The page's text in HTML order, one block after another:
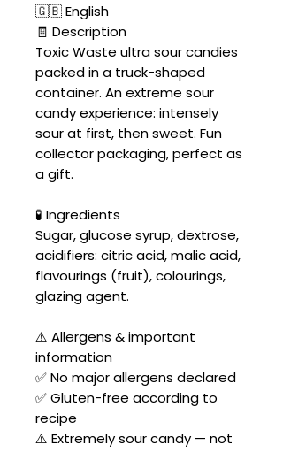
🇬🇧 English
🧾 Description
Toxic Waste ultra sour candies
packed in a truck-shaped
container. An extreme sour
candy experience: intensely
sour at first, then sweet. Fun
collector packaging, perfect as
a gift.
🧪 Ingredients
Sugar, glucose syrup, dextrose,
acidifiers: citric acid, malic acid,
flavourings (fruit), colourings,
glazing agent.
⚠️ Allergens & important
information
✅ No major allergens declared
✅ Gluten-free according to
recipe
⚠️ Extremely sour candy — not